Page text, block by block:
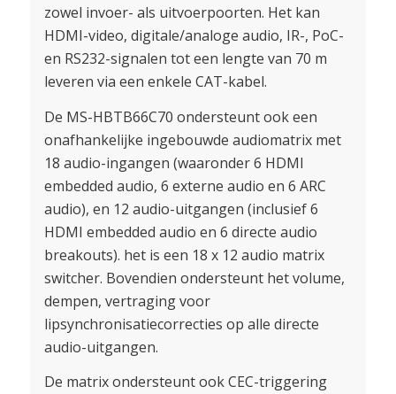
zowel invoer- als uitvoerpoorten. Het kan
HDMI-video, digitale/analoge audio, IR-, PoC-
en RS232-signalen tot een lengte van 70 m
leveren via een enkele CAT-kabel.
De MS-HBTB66C70 ondersteunt ook een
onafhankelijke ingebouwde audiomatrix met
18 audio-ingangen (waaronder 6 HDMI
embedded audio, 6 externe audio en 6 ARC
audio), en 12 audio-uitgangen (inclusief 6
HDMI embedded audio en 6 directe audio
breakouts). het is een 18 x 12 audio matrix
switcher. Bovendien ondersteunt het volume,
dempen, vertraging voor
lipsynchronisatiecorrecties op alle directe
audio-uitgangen.
De matrix ondersteunt ook CEC-triggering